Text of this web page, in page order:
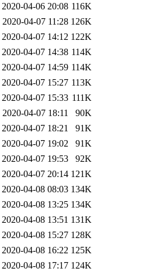
2020-04-06 20:08 116K
2020-04-07 11:28 126K
2020-04-07 14:12 122K
2020-04-07 14:38 114K
2020-04-07 14:59 114K
2020-04-07 15:27 113K
2020-04-07 15:33 111K
2020-04-07 18:11
90K
2020-04-07 18:21
91K
2020-04-07 19:02
91K
2020-04-07 19:53
92K
2020-04-07 20:14 121K
2020-04-08 08:03 134K
2020-04-08 13:25 134K
2020-04-08 13:51 131K
2020-04-08 15:27 128K
2020-04-08 16:22 125K
2020-04-08 17:17 124K